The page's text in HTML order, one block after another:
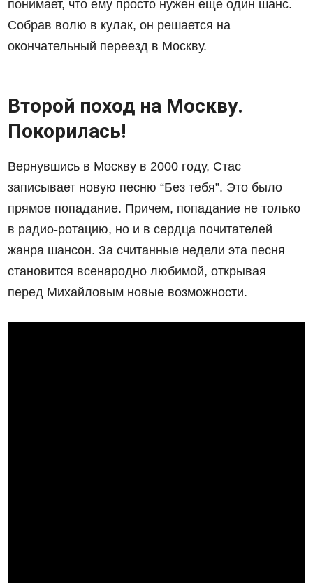
понимает, что ему просто нужен еще один шанс.
Собрав волю в кулак, он решается на
окончательный переезд в Москву.
Второй поход на Москву.
Покорилась!
Вернувшись в Москву в 2000 году, Стас
записывает новую песню “Без тебя”. Это было
прямое попадание. Причем, попадание не только
в радио-ротацию, но и в сердца почитателей
жанра шансон. За считанные недели эта песня
становится всенародно любимой, открывая
перед Михайловым новые возможности.